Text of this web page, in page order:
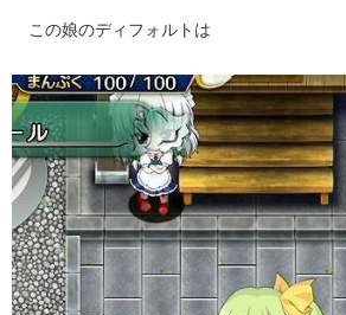
この娘のディフォルトは